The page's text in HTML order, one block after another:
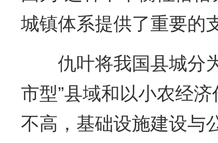
城镇体系提供了重要的
仇叶将我国县城分为
市型”县域和以小农经
不高，基础设施建设与